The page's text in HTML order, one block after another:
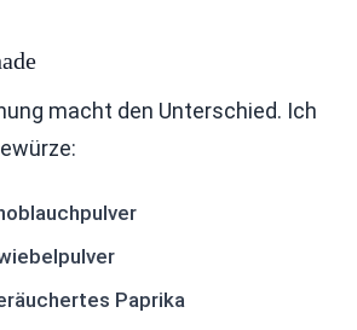
macht den Unterschied. Ich
Paprika